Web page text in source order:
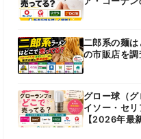
二郎系の麺
の市販店を調
グロー球（
イソー・セ
【2026年最